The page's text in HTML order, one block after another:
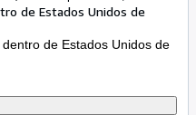
de Estados Unidos de
de Estados Unidos de